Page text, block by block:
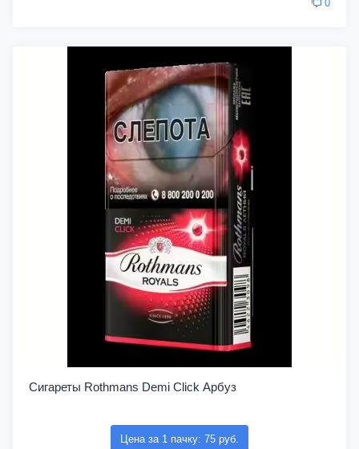
0
Сигареты Rothmans Demi Click Арбуз
Цена за 1 пачку: 75 руб.